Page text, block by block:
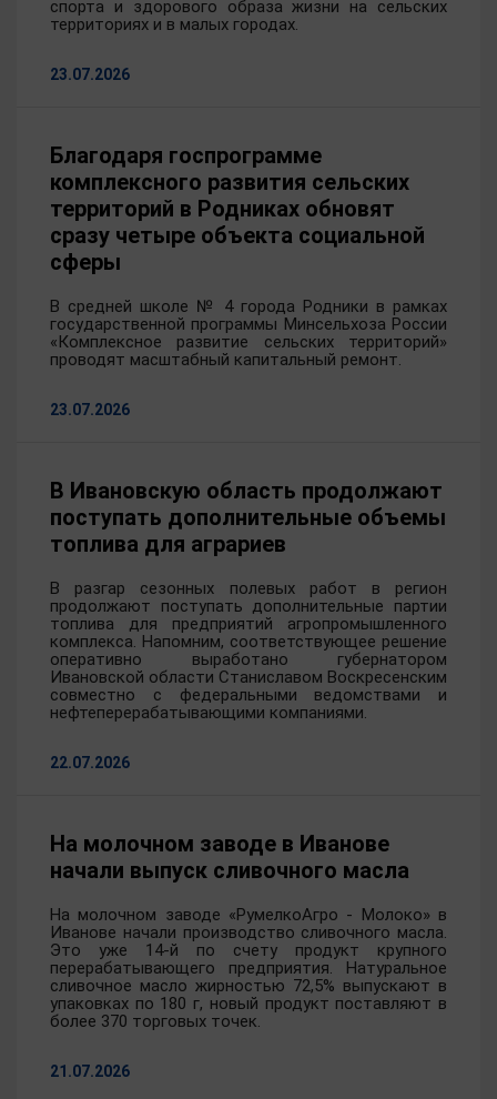
спорта и здорового образа жизни на сельских
территориях и в малых городах.
23.07.2026
Благодаря госпрограмме
комплексного развития сельских
территорий в Родниках обновят
сразу четыре объекта социальной
сферы
В средней школе № 4 города Родники в рамках
государственной программы Минсельхоза России
«Комплексное развитие сельских территорий»
проводят масштабный капитальный ремонт.
23.07.2026
В Ивановскую область продолжают
поступать дополнительные объемы
топлива для аграриев
В разгар сезонных полевых работ в регион
продолжают поступать дополнительные партии
топлива для предприятий агропромышленного
комплекса. Напомним, соответствующее решение
оперативно выработано губернатором
Ивановской области Станиславом Воскресенским
совместно с федеральными ведомствами и
нефтеперерабатывающими компаниями.
22.07.2026
На молочном заводе в Иванове
начали выпуск сливочного масла
На молочном заводе «РумелкоАгро - Молоко» в
Иванове начали производство сливочного масла.
Это уже 14-й по счету продукт крупного
перерабатывающего предприятия. Натуральное
сливочное масло жирностью 72,5% выпускают в
упаковках по 180 г, новый продукт поставляют в
более 370 торговых точек.
21.07.2026